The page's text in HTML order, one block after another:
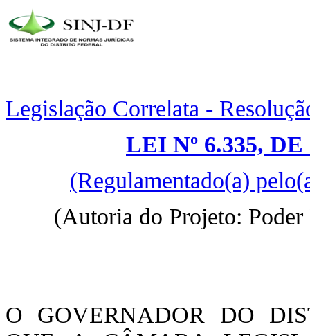
Legislação Correlata -
LEI Nº 6.335,
(Regulamentado(a)
(Autoria do Projeto:
O GOVERNADOR DO